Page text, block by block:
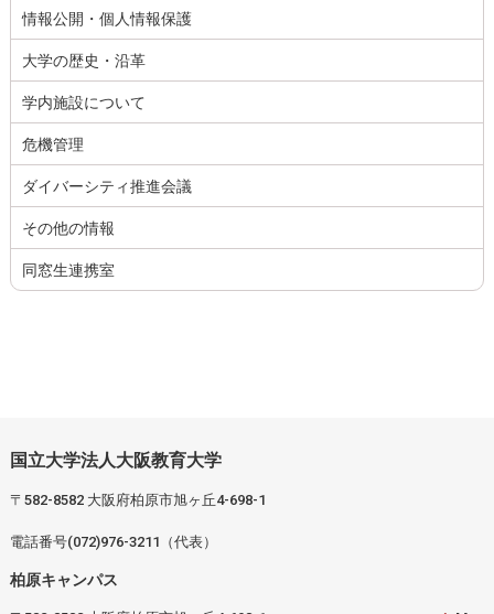
情報公開・個人情報保護
大学の歴史・沿革
学内施設について
危機管理
ダイバーシティ推進会議
その他の情報
同窓生連携室
国立大学法人大阪教育大学
〒582-8582 大阪府柏原市旭ヶ丘4-698-1
電話番号(072)976-3211（代表）
柏原キャンパス